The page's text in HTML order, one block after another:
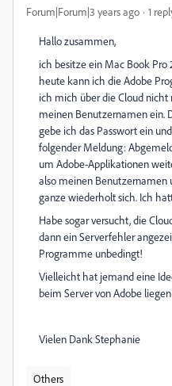
Forum|Forum|3 years ago 1
Hallo zusammen,
ich besitze ein Mac Book Pro
heute kann ich die Adobe
ich mich über die Cloud
meinen Benutzernamen ein.
gebe ich das Passwort ein
folgender Meldung:
um Adobe-Applikationen
also meinen Benutzernamen
ganze wiederholt sich. Ich
Habe sogar versucht, die
dann ein Serverfehler
Programme unbedingt!
Vielleicht hat jemand eine
beim Server von Adobe
Vielen Dank Stephanie
Others